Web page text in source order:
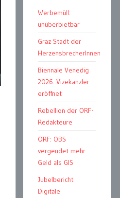
Werbemüll:
unüberbietbar
Graz Stadt der
HerzensbrecherInnen
Biennale Venedig
2026: Vizekanzler
eröffnet
Rebellion der ORF-
Redakteure
ORF: OBS
vergeudet mehr
Geld als GIS
Jubelbericht
Digitale